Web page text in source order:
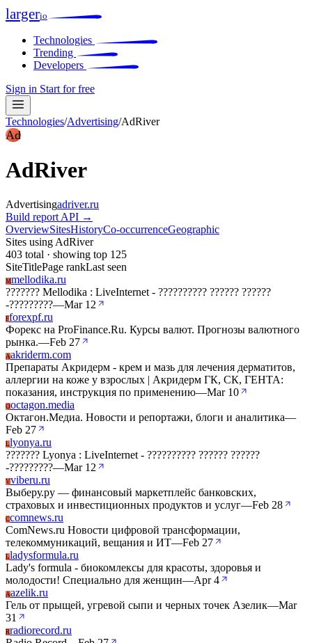
largerio
Technologies
Trending
Developers
Sign in Start for free
Technologies/Advertising/AdRiver
Ad
AdRiver
Advertisingadriver.ru
Build report API →
OverviewSitesHistoryCo-occurrenceGeographic
Sites using AdRiver
403 total · showing top 125
SiteTitlePage rankLast seen
Mmellodika.ru
??????? Mellodika : LiveInternet - ?????????? ?????? ??????
-?????????—Mar 12
Fforexpf.ru
Форекс на ProFinance.Ru. Курсы валют. Прогнозы валютного
рынка.—Feb 27
Aakriderm.com
Препараты Акридерм - крем и мазь для лечения дерматитов,
аллергии на коже у взрослых | Акридерм ГК, СК, ГЕНТА:
показания, инструкция по применению—Mar 10
Ooctagon.media
Октагон.Медиа. Новости и репортажи, блоги и аналитика—
Feb 27
Llyonya.ru
??????? Lyonya : LiveInternet - ?????????? ?????? ??????
-?????????—Mar 12
Vviberu.ru
Выберу.ру — финансовый маркетплейс банковских,
страховых и инвестиционных продуктов и услуг—Feb 28
Ccomnews.ru
ComNews.ru Новости цифровой трансформации,
телекоммуникаций, вещания и ИТ—Feb 27
Lladysformula.ru
Lady's formula - биокомлексы для красоты, здоровья и
молодости! Специально для женщин—Apr 4
Aazelik.ru
Гель от прыщей, угревой сыпи и черных точек Азелик—Mar
31
Rradiorecord.ru